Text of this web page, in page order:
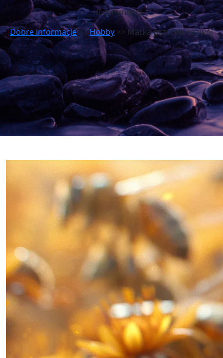
0 comments
Dobre informacje>>Hobby >> Matka pszczela rozwój